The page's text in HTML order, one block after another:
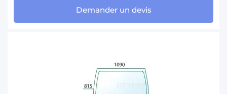
Demander un devis